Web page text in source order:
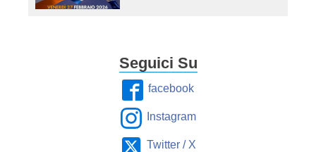
Seguici Su
facebook
Instagram
Twitter / X